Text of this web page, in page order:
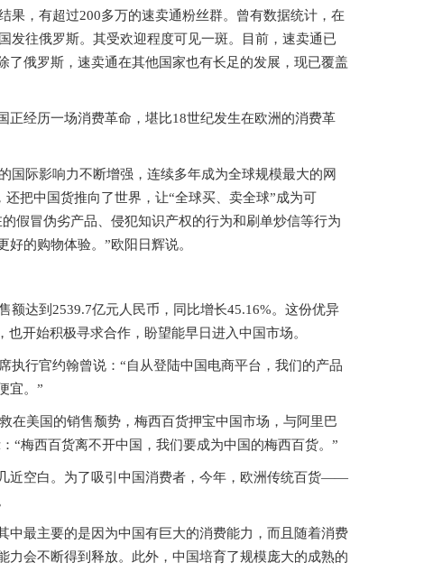
果，有超过200多万的速卖通粉丝群。曾有数据统计，在
发往俄罗斯。其受欢迎程度可见一斑。目前，速卖通已
俄罗斯，速卖通在其他国家也有长足的发展，现已覆盖
经历一场消费革命，堪比18世纪发生在欧洲的消费革
国际影响力不断增强，连续多年成为全球规模最大的网
把中国货推向了世界，让“全球买、卖全球”成为可
假冒伪劣产品、侵犯知识产权的行为和刷单炒信等行为
的购物体验。”欧阳日辉说。
额达到2539.7亿元人民币，同比增长45.16%。这份优异
开始积极寻求合作，盼望能早日进入中国市场。
执行官约翰曾说：“自从登陆中国电商平台，我们的产品
宜。”
在美国的销售颓势，梅西百货押宝中国市场，与阿里巴
“梅西百货离不开中国，我们要成为中国的梅西百货。”
近空白。为了吸引中国消费者，今年，欧洲传统百货——
中最主要的是因为中国有巨大的消费能力，而且随着消费
会不断得到释放。此外，中国培育了规模庞大的成熟的